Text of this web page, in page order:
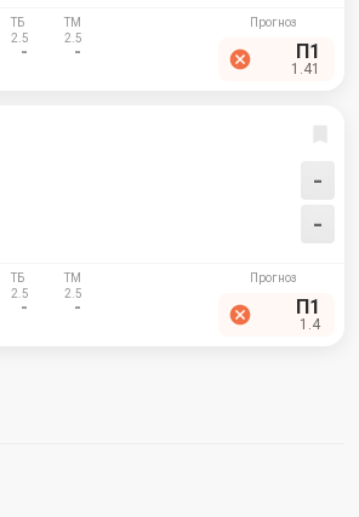
- - П1
1.41
-
-
- - П1
1.4